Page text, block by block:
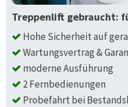
Treppenlift gebraucht:
Hohe Sicherheit auf
Wartungsvertrag &
moderne Ausführung
2 Fernbedienungen
Probefahrt bei